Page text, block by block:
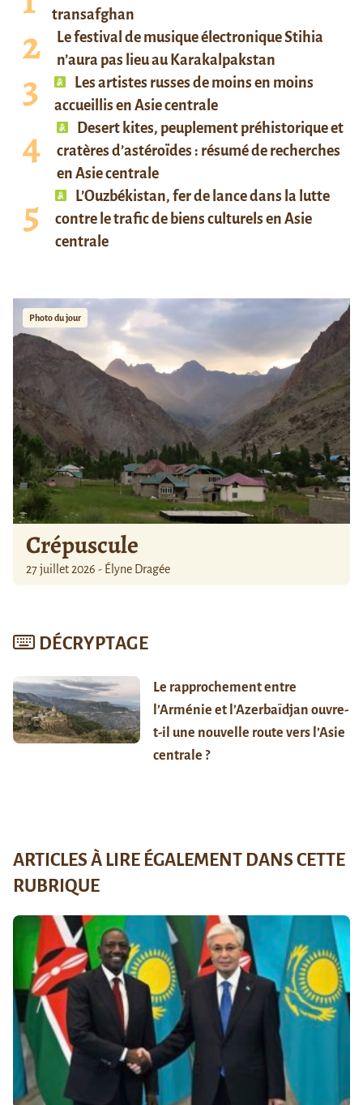
transafghan
Le festival de musique électronique Stihia
n’aura pas lieu au Karakalpakstan
Les artistes russes de moins en moins
accueillis en Asie centrale
Desert kites, peuplement préhistorique et
cratères d’astéroïdes : résumé de recherches
en Asie centrale
L’Ouzbékistan, fer de lance dans la lutte
contre le trafic de biens culturels en Asie
centrale
Photo du jour
Crépuscule
27 juillet 2026 - Élyne Dragée
DÉCRYPTAGE
Le rapprochement entre
l’Arménie et l’Azerbaïdjan ouvre-
t-il une nouvelle route vers l’Asie
centrale ?
ARTICLES À LIRE ÉGALEMENT DANS CETTE
RUBRIQUE